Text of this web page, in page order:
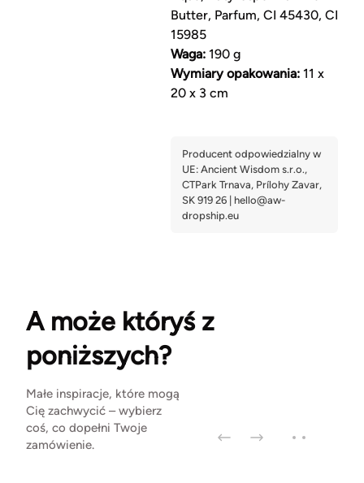
Butter, Parfum, CI 45430, CI
15985
Waga:190 g
Wymiary opakowania:11 x
20 x 3 cm
A może któryś z
poniższych?
Małe inspiracje, które mogą
Cię zachwycić – wybierz
coś, co dopełni Twoje
zamówienie.